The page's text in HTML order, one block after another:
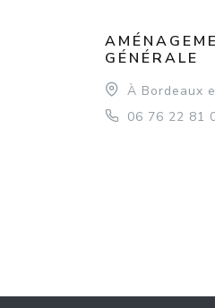
GÉNÉRALE
À Bordeaux
06 76 22 81